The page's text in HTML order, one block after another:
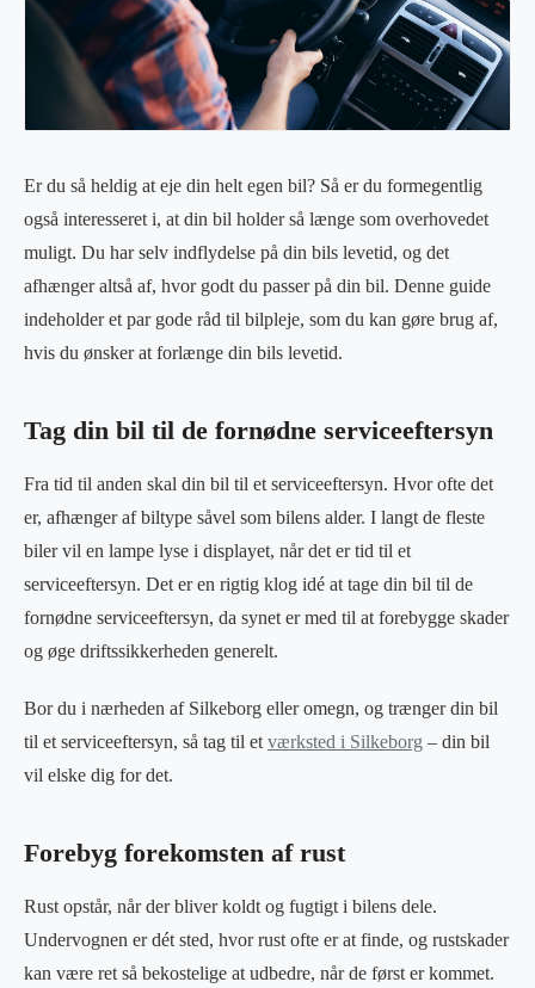
Er du så heldig at eje din helt egen bil? Så er du formegentlig
også interesseret i, at din bil holder så længe som overhovedet
muligt. Du har selv indflydelse på din bils levetid, og det
afhænger altså af, hvor godt du passer på din bil. Denne guide
indeholder et par gode råd til bilpleje, som du kan gøre brug af,
hvis du ønsker at forlænge din bils levetid.
Tag din bil til de fornødne serviceeftersyn
Fra tid til anden skal din bil til et serviceeftersyn. Hvor ofte det
er, afhænger af biltype såvel som bilens alder. I langt de fleste
biler vil en lampe lyse i displayet, når det er tid til et
serviceeftersyn. Det er en rigtig klog idé at tage din bil til de
fornødne serviceeftersyn, da synet er med til at forebygge skader
og øge driftssikkerheden generelt.
Bor du i nærheden af Silkeborg eller omegn, og trænger din bil
til et serviceeftersyn, så tag til et værksted i Silkeborg – din bil
vil elske dig for det.
Forebyg forekomsten af rust
Rust opstår, når der bliver koldt og fugtigt i bilens dele.
Undervognen er dét sted, hvor rust ofte er at finde, og rustskader
kan være ret så bekostelige at udbedre, når de først er kommet.